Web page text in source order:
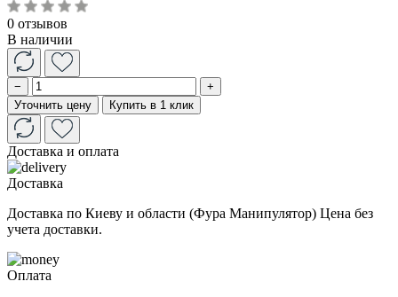
0 отзывов
В наличии
−
+
Уточнить цену
Купить в 1 клик
Доставка и оплата
Доставка
Доставка по Киеву и области (Фура Манипулятор) Цена без
учета доставки.
Оплата